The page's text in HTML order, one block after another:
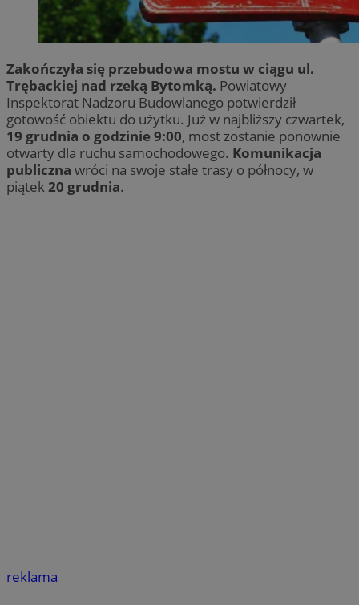
Zakończyła się przebudowa mostu w ciągu ul.
Trębackiej nad rzeką Bytomką. Powiatowy
Inspektorat Nadzoru Budowlanego potwierdził
gotowość obiektu do użytku. Już w najbliższy czwartek,
19 grudnia o godzinie 9:00, most zostanie ponownie
otwarty dla ruchu samochodowego. Komunikacja
publiczna wróci na swoje stałe trasy o północy, w
piątek20 grudnia.
reklama